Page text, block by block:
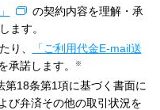
の契約内容を理解・承
ます。
り、
「ご利用代金E-mail送
承諾します。 ※
18条第1項に基づく書面に
び弁済その他の取引状況を